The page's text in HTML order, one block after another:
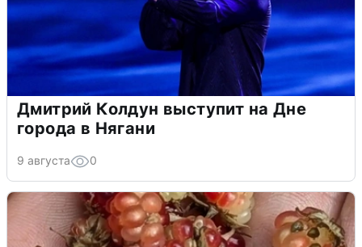
Дмитрий Колдун выступит на Дне
города в Нягани
9 августа 0